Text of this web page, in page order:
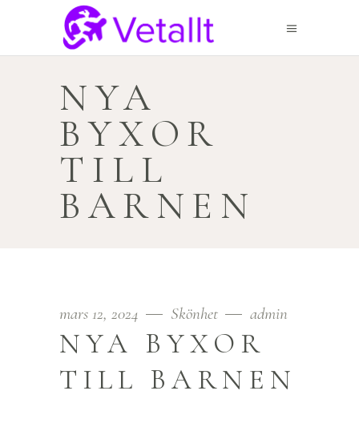
NYA
BYXOR
TILL
BARNEN
mars 12, 2024 Skönhet admin
NYA BYXOR
TILL BARNEN